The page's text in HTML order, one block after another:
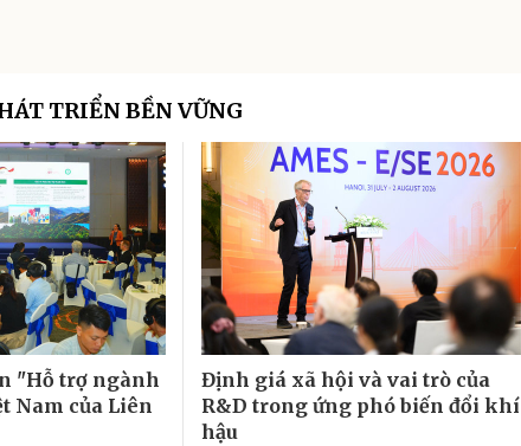
TRIỂN BỀN VỮNG
"Hỗ trợ ngành
Nam của Liên
Định giá xã hội và vai trò của
R&D trong ứng phó biến đổi khí
hậu